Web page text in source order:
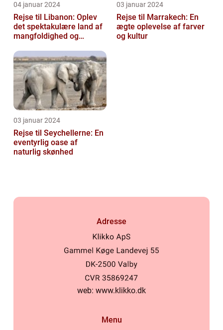
04 januar 2024
Rejse til Libanon: Oplev
det spektakulære land af
mangfoldighed og
03 januar 2024
Rejse til Marrakech: En
ægte oplevelse af farver
og kultur
03 januar 2024
Rejse til Seychellerne: En
eventyrlig oase af
naturlig skønhed
Adresse
web: www.klikko.dk
Menu